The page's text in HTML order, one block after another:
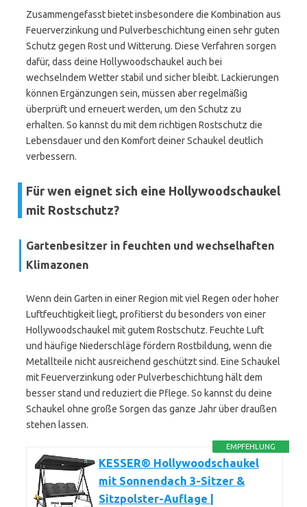
Zusammengefasst bietet insbesondere die Kombination aus
Feuerverzinkung und Pulverbeschichtung einen sehr guten
Schutz gegen Rost und Witterung. Diese Verfahren sorgen
dafür, dass deine Hollywoodschaukel auch bei
wechselndem Wetter stabil und sicher bleibt. Lackierungen
können Ergänzungen sein, müssen aber regelmäßig
überprüft und erneuert werden, um den Schutz zu
erhalten. So kannst du mit dem richtigen Rostschutz die
Lebensdauer und den Komfort deiner Schaukel deutlich
verbessern.
Für wen eignet sich eine Hollywoodschaukel
mit Rostschutz?
Gartenbesitzer in feuchten und wechselhaften
Klimazonen
Wenn dein Garten in einer Region mit viel Regen oder hoher
Luftfeuchtigkeit liegt, profitierst du besonders von einer
Hollywoodschaukel mit gutem Rostschutz. Feuchte Luft
und häufige Niederschläge fördern Rostbildung, wenn die
Metallteile nicht ausreichend geschützt sind. Eine Schaukel
mit Feuerverzinkung oder Pulverbeschichtung hält dem
besser stand und reduziert die Pflege. So kannst du deine
Schaukel ohne große Sorgen das ganze Jahr über draußen
stehen lassen.
EMPFEHLUNG
KESSER® Hollywoodschaukel
mit Sonnendach 3-Sitzer &
Sitzpolster-Auflage |